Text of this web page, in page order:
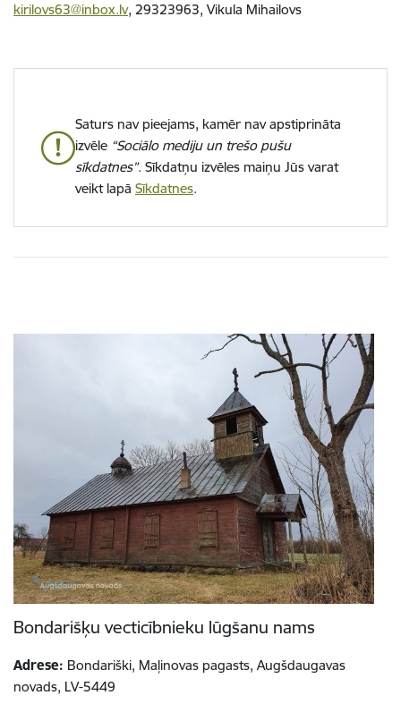
kirilovs63@inbox.lv, 29323963, Vikula Mihailovs
Saturs nav pieejams, kamēr nav apstiprināta
izvēle “Sociālo mediju un trešo pušu
sīkdatnes”. Sīkdatņu izvēles maiņu Jūs varat
veikt lapā Sīkdatnes.
Bondarišķu vecticībnieku lūgšanu nams
Adrese: Bondariški, Maļinovas pagasts, Augšdaugavas
novads, LV-5449